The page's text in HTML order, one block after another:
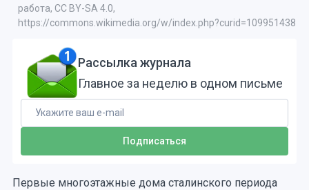
работа, CC BY-SA 4.0,
https://commons.wikimedia.org/w/index.php?curid=109951438
Рассылка журнала
Главное за неделю в одном письме
Первые многоэтажные дома сталинского периода